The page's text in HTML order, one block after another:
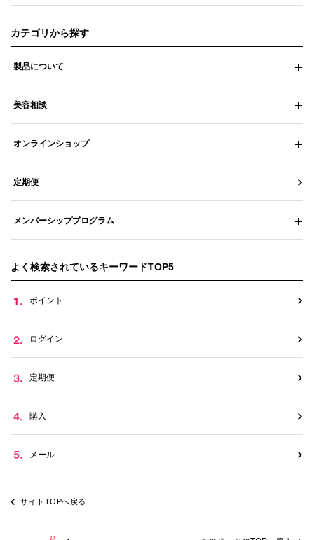
カテゴリから探す
製品について
美容相談
オンラインショップ
定期便
メンバーシッププログラム
よく検索されているキーワードTOP5
ポイント
ログイン
定期便
購入
メール
サイトTOPへ戻る